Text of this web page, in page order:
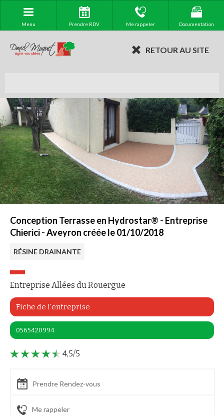
Menu Prendre RDV Me rappeler Documentation
RETOUR AU SITE
Conception Terrasse en Hydrostar® - Entreprise
Chierici - Aveyron créée le 01/10/2018
RÉSINE DRAINANTE
Entreprise Allées du Rouergue
Fiche de l'entreprise
0565420994
4,5/5
Prendre Rendez-vous
Me rappeler